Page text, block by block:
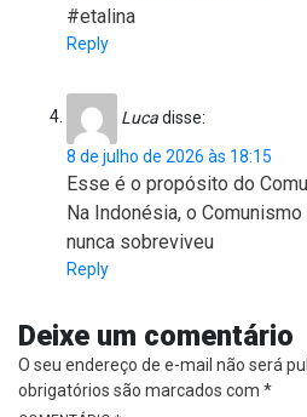
#etalina
Reply
Lucadisse:
8 de julho de 2026 às 18:15
Esse é o propósito do
Na Indonésia, o
nunca sobreviveu
Reply
Deixe um comentário
O seu endereço de e-mail não será
obrigatórios são marcados com *